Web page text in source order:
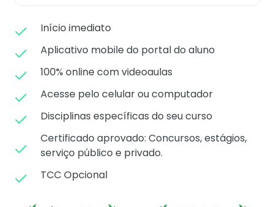
Início imediato
Aplicativo mobile do portal do aluno
100% online com videoaulas
Acesse pelo celular ou computador
Disciplinas específicas do seu curso
Certificado aprovado: Concursos, estágios,
serviço público e privado.
TCC Opcional